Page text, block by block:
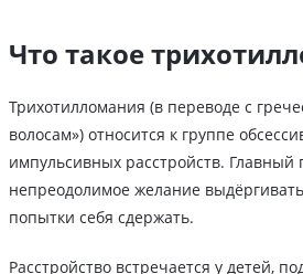
Что такое
Трихотилломания (в переводе с
волосам») относится к группе
импульсивных расстройств. Главный
непреодолимое желание
попытки себя сдержать.
Расстройство встречается у детей,